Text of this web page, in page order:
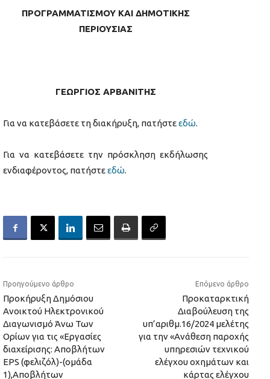
ΠΡΟΓΡΑΜΜΑΤΙΣΜΟΥ ΚΑΙ ΔΗΜΟΤΙΚΗΣ
ΠΕΡΙΟΥΣΙΑΣ
ΓΕΩΡΓΙΟΣ ΑΡΒΑΝΙΤΗΣ
Για να κατεβάσετε τη διακήρυξη, πατήστεεδώ.
Για να κατεβάσετε την πρόσκληση εκδήλωσης
ενδιαφέροντος, πατήστεεδώ.
Προηγούμενο άρθρο
Προκήρυξη Δημόσιου
Ανοικτού Ηλεκτρονικού
Διαγωνισμό Άνω Των
Ορίων για τις «Εργασίες
διαχείρισης: Αποβλήτων
EPS (φελιζόλ)-(ομάδα
1),Αποβλήτων
Επόμενο άρθρο
Προκαταρκτική
Διαβούλευση της
υπ’αριθμ.16/2024 μελέτης
για την «Ανάθεση παροχής
υπηρεσιών τεχνικού
ελέγχου οχημάτων και
κάρτας ελέγχου